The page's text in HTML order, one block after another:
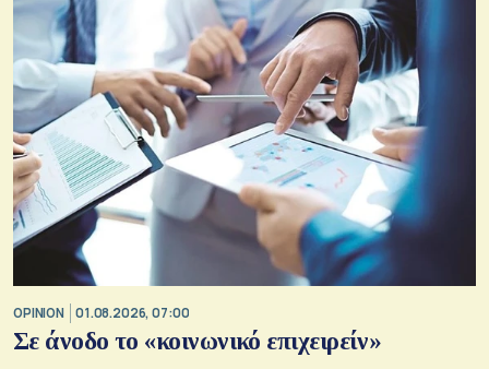
OPINION 01.08.2026, 07:00
Σε άνοδο το «κοινωνικό επιχειρείν»